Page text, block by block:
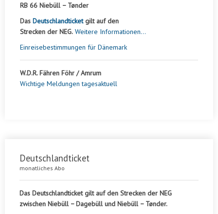
RB 66 Niebüll − Tønder
Das Deutschlandticketgilt auf den
Strecken der NEG. Weitere Informationen...
Einreisebestimmungen für Dänemark
W.D.R. Fähren Föhr / Amrum
Wichtige Meldungen tagesaktuell
Deutschlandticket
monatliches Abo
Das Deutschlandticket gilt auf den Strecken der NEG
zwischen Niebüll − Dagebüll und Niebüll − Tønder.